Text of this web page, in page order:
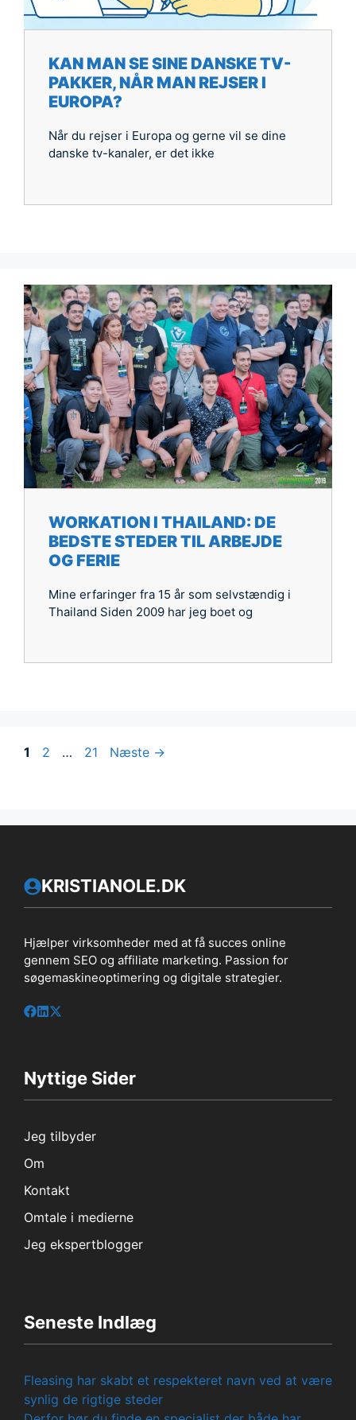
KAN MAN SE SINE DANSKE TV-
PAKKER, NÅR MAN REJSER I
EUROPA?
Når du rejser i Europa og gerne vil se dine
danske tv-kanaler, er det ikke
WORKATION I THAILAND: DE
BEDSTE STEDER TIL ARBEJDE
OG FERIE
Mine erfaringer fra 15 år som selvstændig i
Thailand Siden 2009 har jeg boet og
Side
1 Side
2 … Side
21 Næste →
KRISTIANOLE.DK
Hjælper virksomheder med at få succes online
gennem SEO og affiliate marketing. Passion for
søgemaskineoptimering og digitale strategier.
Nyttige Sider
Jeg tilbyder
Om
Kontakt
Omtale i medierne
Jeg ekspertblogger
Seneste Indlæg
Fleasing har skabt et respekteret navn ved at være
synlig de rigtige steder